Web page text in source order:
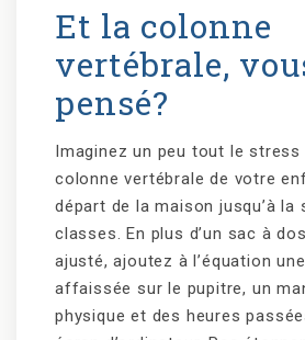
Et la colonne
vertébrale,
pensé?
Imaginez un peu tout le
colonne vertébrale de votre
départ de la maison jusqu’à la
classes. En plus d’un sac à
ajusté, ajoutez à l’équation
affaissée sur le pupitre, un
physique et des heures